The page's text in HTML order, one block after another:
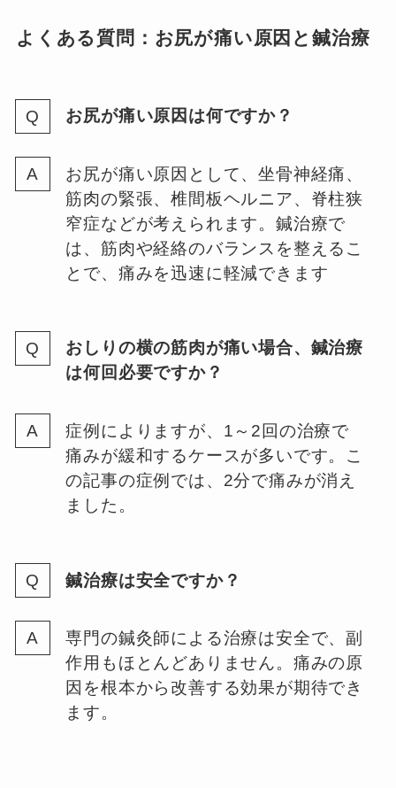
よくある質問：お尻が痛い原因と鍼治療
お尻が痛い原因は何ですか？
お尻が痛い原因として、坐骨神経痛、
筋肉の緊張、椎間板ヘルニア、脊柱狭
窄症などが考えられます。鍼治療で
は、筋肉や経絡のバランスを整えるこ
とで、痛みを迅速に軽減できます
おしりの横の筋肉が痛い場合、鍼治療
は何回必要ですか？
症例によりますが、1～2回の治療で
痛みが緩和するケースが多いです。こ
の記事の症例では、2分で痛みが消え
ました。
鍼治療は安全ですか？
専門の鍼灸師による治療は安全で、副
作用もほとんどありません。痛みの原
因を根本から改善する効果が期待でき
ます。